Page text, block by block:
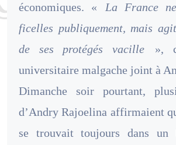
économiques. «
La France
ficelles publiquement, mais
de ses protégés vacille
»,
universitaire malgache joint à
Dimanche soir pourtant,
d’Andry Rajoelina affirmaient
se trouvait toujours dans un